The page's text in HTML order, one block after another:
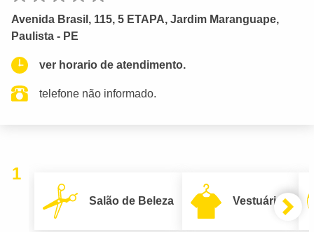
Avenida Brasil, 115, 5 ETAPA, Jardim Maranguape,
Paulista - PE
ver horario de atendimento.
telefone não informado.
1
Salão de Beleza Vestuário